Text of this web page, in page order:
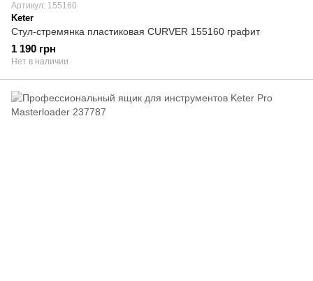
Артикул: 155160
Keter
Стул-стремянка пластиковая CURVER 155160 графит
1 190 грн
Нет в наличии